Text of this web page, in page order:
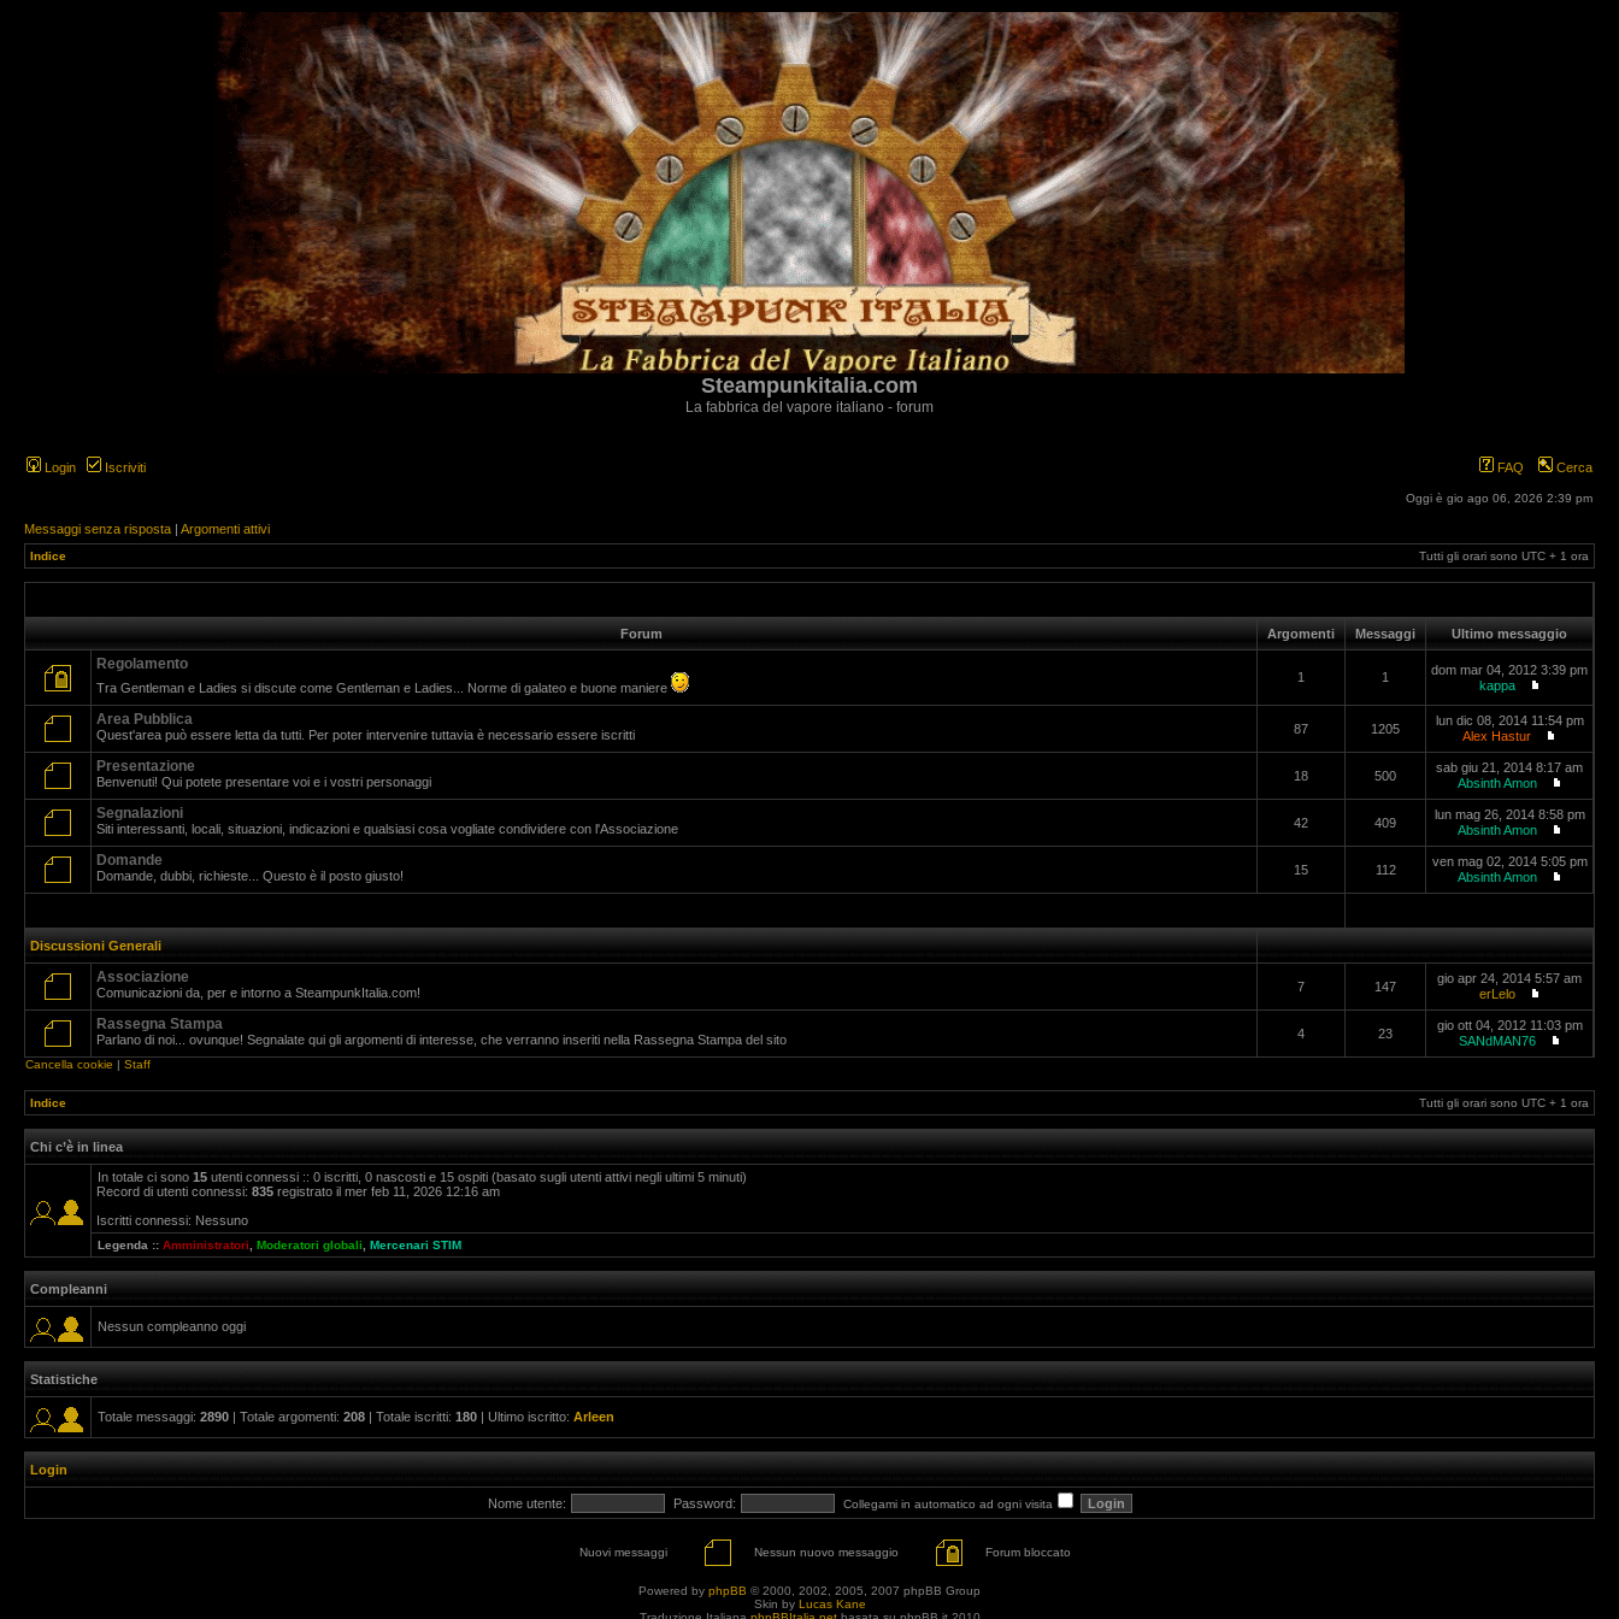
Steampunkitalia.com
La fabbrica del vapore italiano - forum
Login Iscriviti FAQ Cerca
Oggi è gio ago 06, 2026 2:39 pm
Messaggi senza risposta | Argomenti attivi
Indice Tutti gli orari sono UTC + 1 ora
Forum Argomenti Messaggi Ultimo messaggio
Regolamento
Tra Gentleman e Ladies si discute come Gentleman e Ladies... Norme di galateo e buone maniere
1 1
dom mar 04, 2012 3:39 pm
kappa
Area Pubblica
Quest'area può essere letta da tutti. Per poter intervenire tuttavia è necessario essere iscritti 87 1205
lun dic 08, 2014 11:54 pm
Alex Hastur
Presentazione
Benvenuti! Qui potete presentare voi e i vostri personaggi 18 500
sab giu 21, 2014 8:17 am
Absinth Amon
Segnalazioni
Siti interessanti, locali, situazioni, indicazioni e qualsiasi cosa vogliate condividere con l'Associazione 42 409
lun mag 26, 2014 8:58 pm
Absinth Amon
Domande
Domande, dubbi, richieste... Questo è il posto giusto! 15 112
ven mag 02, 2014 5:05 pm
Absinth Amon
Discussioni Generali
Associazione
Comunicazioni da, per e intorno a SteampunkItalia.com! 7 147
gio apr 24, 2014 5:57 am
erLelo
Rassegna Stampa
Parlano di noi... ovunque! Segnalate qui gli argomenti di interesse, che verranno inseriti nella Rassegna Stampa del sito 4 23
gio ott 04, 2012 11:03 pm
SANdMAN76
Cancella cookie | Staff
Indice Tutti gli orari sono UTC + 1 ora
Chi c’è in linea
In totale ci sono 15 utenti connessi :: 0 iscritti, 0 nascosti e 15 ospiti (basato sugli utenti attivi negli ultimi 5 minuti)
Record di utenti connessi: 835 registrato il mer feb 11, 2026 12:16 am
Iscritti connessi: Nessuno
Legenda :: Amministratori Moderatori globali Mercenari STIM
Compleanni
Nessun compleanno oggi
Statistiche
Totale messaggi: 2890 | Totale argomenti: 208 | Totale iscritti: 180 | Ultimo iscritto: Arleen
Login
Nome utente: Password: Collegami in automatico ad ogni visita
Nuovi messaggi Nessun nuovo messaggio Forum bloccato
Powered by phpBB © 2000, 2002, 2005, 2007 phpBB Group
Skin by Lucas Kane